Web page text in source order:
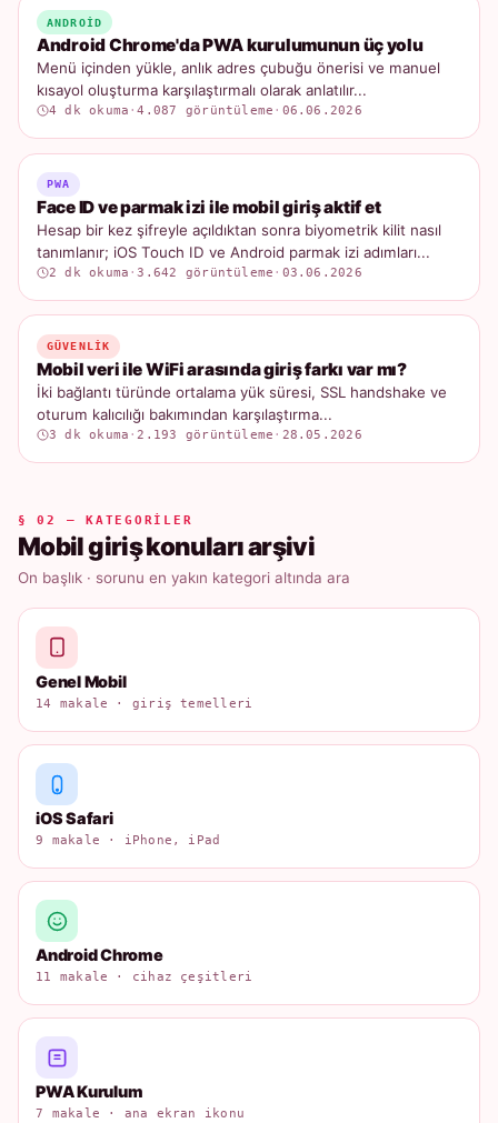
ANDROID
Android Chrome'da PWA kurulumunun üç yolu
Menü içinden yükle, anlık adres çubuğu önerisi ve manuel
kısayol oluşturma karşılaştırmalı olarak anlatılır...
4 dk okuma ·4.087 görüntüleme · 06.06.2026
PWA
Face ID ve parmak izi ile mobil giriş aktif et
Hesap bir kez şifreyle açıldıktan sonra biyometrik kilit nasıl
tanımlanır; iOS Touch ID ve Android parmak izi adımları...
2 dk okuma ·3.642 görüntüleme · 03.06.2026
GÜVENLIK
Mobil veri ile WiFi arasında giriş farkı var mı?
İki bağlantı türünde ortalama yük süresi, SSL handshake ve
oturum kalıcılığı bakımından karşılaştırma...
3 dk okuma ·2.193 görüntüleme · 28.05.2026
§ 02 — KATEGORILER
Mobil giriş konuları arşivi
On başlık · sorunu en yakın kategori altında ara
Genel Mobil
14 makale · giriş temelleri
iOS Safari
9 makale · iPhone, iPad
Android Chrome
11 makale · cihaz çeşitleri
PWA Kurulum
7 makale · ana ekran ikonu